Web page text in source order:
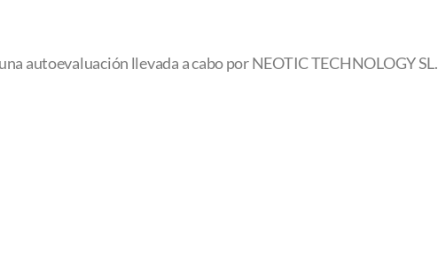
autoevaluación llevada a cabo por NEOTIC TECHNOLOGY SL.